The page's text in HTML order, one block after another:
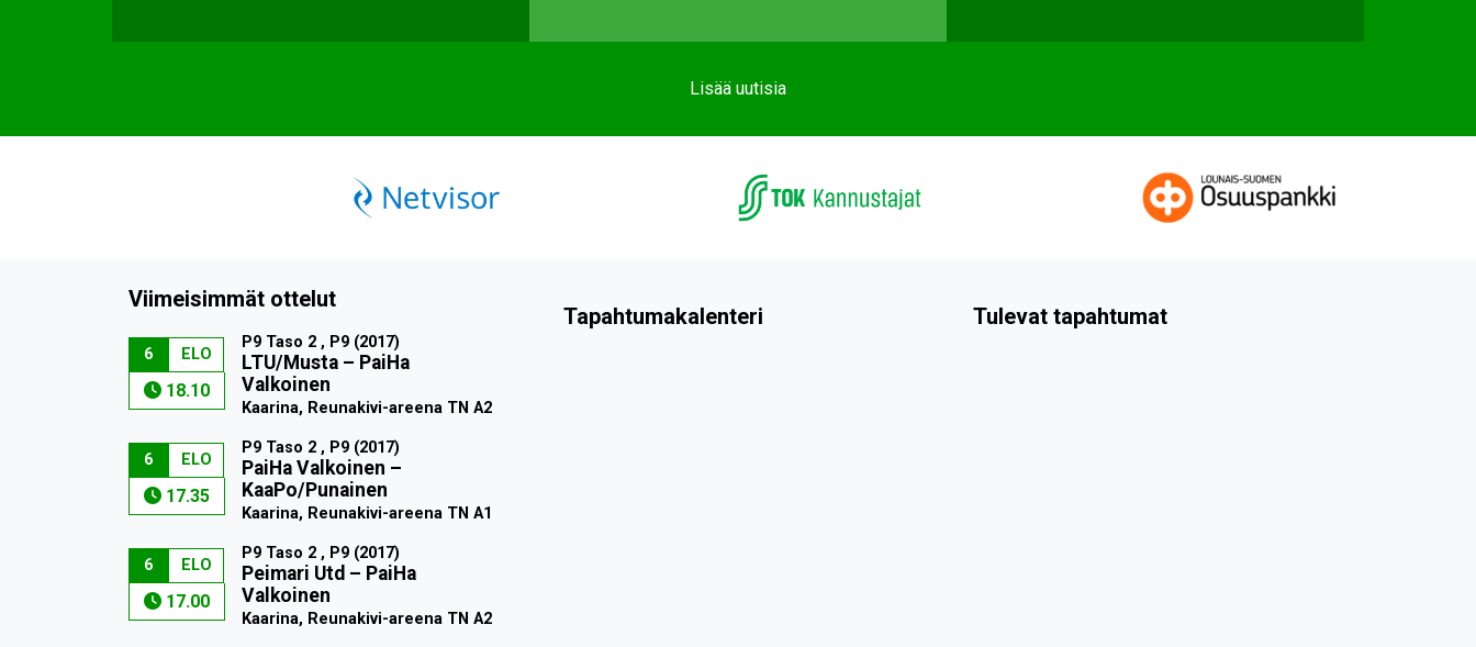
Lisää uutisia
Viimeisimmät ottelut
6 ELO
18.10
P9 Taso 2 , P9 (2017)
LTU/Musta– PaiHa
Valkoinen
Kaarina, Reunakivi-areena TN A2
6 ELO
17.35
P9 Taso 2 , P9 (2017)
PaiHa Valkoinen –
KaaPo/Punainen
Kaarina, Reunakivi-areena TN A1
6 ELO
17.00
P9 Taso 2 , P9 (2017)
Peimari Utd – PaiHa
Valkoinen
Kaarina, Reunakivi-areena TN A2
Tapahtumakalenteri Tulevat tapahtumat